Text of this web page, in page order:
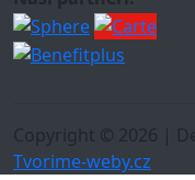
Copyright © 2026 |
Tvorime-weby.cz